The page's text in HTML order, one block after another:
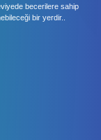
becerilere sahip
bir yerdir..